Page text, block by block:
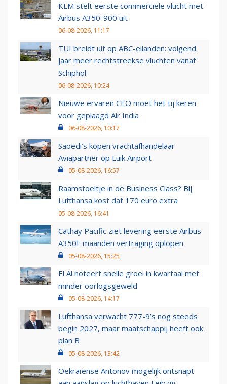
KLM stelt eerste commerciële vlucht met
Airbus A350-900 uit
06-08-2026, 11:17
TUI breidt uit op ABC-eilanden: volgend
jaar meer rechtstreekse vluchten vanaf
Schiphol
06-08-2026, 10:24
Nieuwe ervaren CEO moet het tij keren
voor geplaagd Air India
06-08-2026, 10:17
Saoedi’s kopen vrachtafhandelaar
Aviapartner op Luik Airport
05-08-2026, 16:57
Raamstoeltje in de Business Class? Bij
Lufthansa kost dat 170 euro extra
05-08-2026, 16:41
Cathay Pacific ziet levering eerste Airbus
A350F maanden vertraging oplopen
05-08-2026, 15:25
El Al noteert snelle groei in kwartaal met
minder oorlogsgeweld
05-08-2026, 14:17
Lufthansa verwacht 777-9’s nog steeds
begin 2027, maar maatschappij heeft ook
plan B
05-08-2026, 13:42
Oekraïense Antonov mogelijk ontsnapt